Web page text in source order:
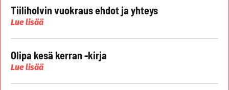
Tiiliholvin vuokraus ehdot ja yhteys
Lue lisää
Olipa kesä kerran -kirja
Lue lisää